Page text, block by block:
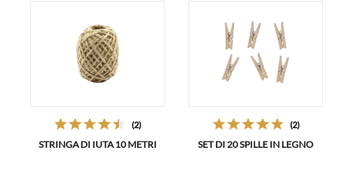
(2)
STRINGA DI IUTA 10 METRI
(2)
SET DI 20 SPILLE IN LEGNO